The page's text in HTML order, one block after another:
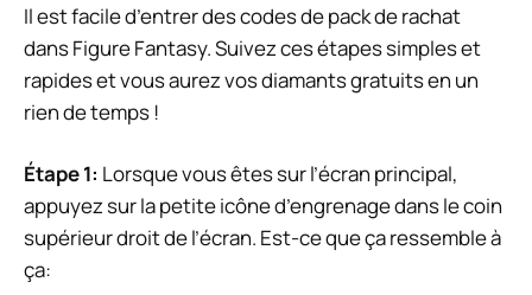
Il est facile d’entrer des codes de pack de rachat
dans Figure Fantasy. Suivez ces étapes simples et
rapides et vous aurez vos diamants gratuits en un
rien de temps !
Étape 1: Lorsque vous êtes sur l’écran principal,
appuyez sur la petite icône d’engrenage dans le coin
supérieur droit de l’écran. Est-ce que ça ressemble à
ça: